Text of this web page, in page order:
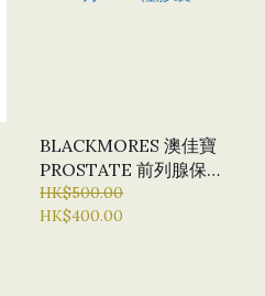
BLACKMORES 澳佳寶
PROSTATE 前列腺保健
配方 X 60粒膠囊
HK$500.00
HK$400.00